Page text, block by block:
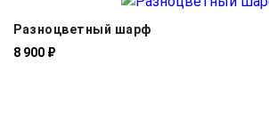
Разноцветный шарф
8 900 ₽